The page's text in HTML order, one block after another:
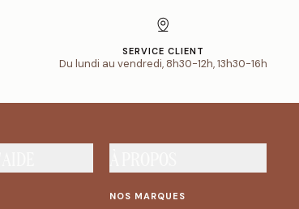
SERVICE CLIENT
Du lundi au vendredi, 8h30-12h, 13h30-16h
NOS MARQUES